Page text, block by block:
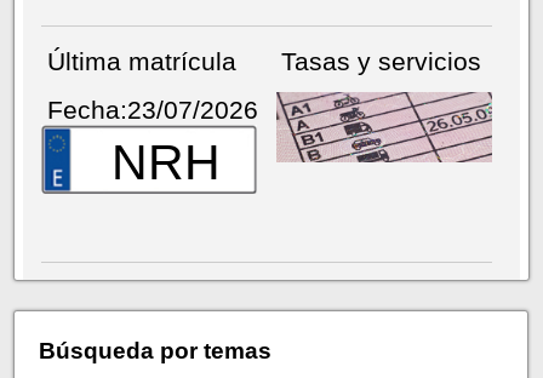
Última matrícula
Fecha:23/07/2026
NRH
Tasas y servicios
Búsqueda por temas